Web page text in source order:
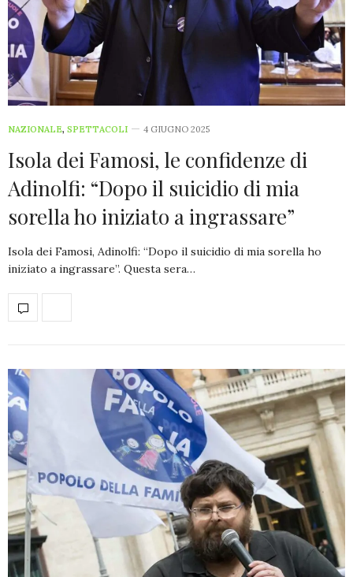
NAZIONALE, SPETTACOLI 4 GIUGNO 2025
Isola dei Famosi, le confidenze di
Adinolfi: “Dopo il suicidio di mia
sorella ho iniziato a ingrassare”
Isola dei Famosi, Adinolfi: “Dopo il suicidio di mia sorella ho
iniziato a ingrassare”. Questa sera…